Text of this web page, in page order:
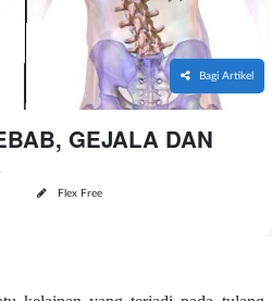
Bagi Artikel
GEJALA DAN
Flex Free